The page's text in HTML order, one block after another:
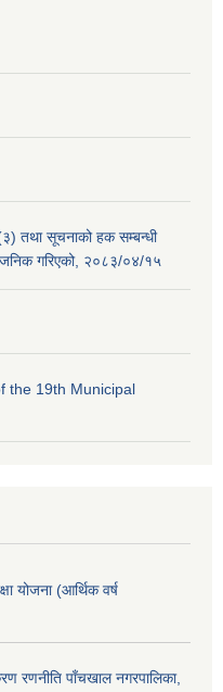
तथा सूचनाको हक सम्बन्धी
गरिएको, २०८३/०४/१५
the 19th Municipal
योजना (आर्थिक वर्ष
रणनीति पाँचखाल नगरपालिका,